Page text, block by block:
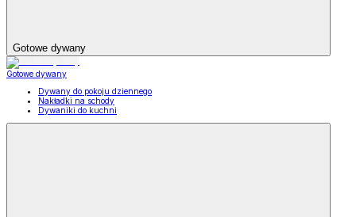
Gotowe dywany
Gotowe dywany
Dywany do pokoju dziennego
Nakładki na schody
Dywaniki do kuchni